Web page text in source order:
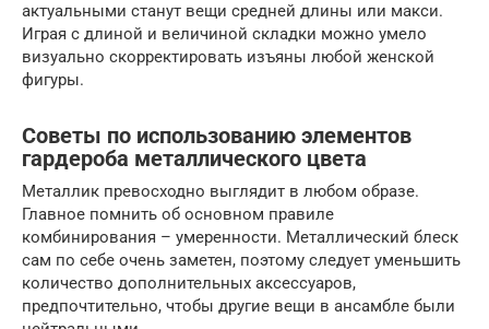
актуальными станут вещи средней длины или макси.
Играя с длиной и величиной складки можно умело
визуально скорректировать изъяны любой женской
фигуры.
Советы по использованию элементов
гардероба металлического цвета
Металлик превосходно выглядит в любом образе.
Главное помнить об основном правиле
комбинирования – умеренности. Металлический блеск
сам по себе очень заметен, поэтому следует уменьшить
количество дополнительных аксессуаров,
предпочтительно, чтобы другие вещи в ансамбле были